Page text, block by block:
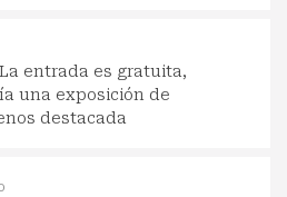
La entrada es gratuita,
una exposición de
destacada